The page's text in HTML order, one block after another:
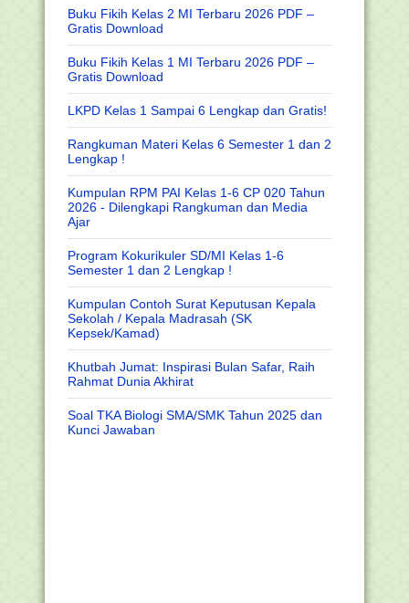
Buku Fikih Kelas 2 MI Terbaru 2026 PDF –
Gratis Download
Buku Fikih Kelas 1 MI Terbaru 2026 PDF –
Gratis Download
LKPD Kelas 1 Sampai 6 Lengkap dan Gratis!
Rangkuman Materi Kelas 6 Semester 1 dan 2
Lengkap !
Kumpulan RPM PAI Kelas 1-6 CP 020 Tahun
2026 - Dilengkapi Rangkuman dan Media
Ajar
Program Kokurikuler SD/MI Kelas 1-6
Semester 1 dan 2 Lengkap !
Kumpulan Contoh Surat Keputusan Kepala
Sekolah / Kepala Madrasah (SK
Kepsek/Kamad)
Khutbah Jumat: Inspirasi Bulan Safar, Raih
Rahmat Dunia Akhirat
Soal TKA Biologi SMA/SMK Tahun 2025 dan
Kunci Jawaban